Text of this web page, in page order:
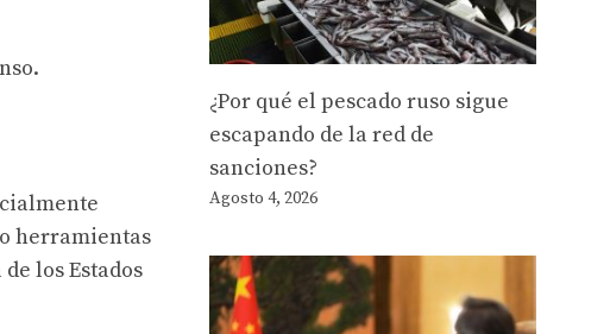
herramientas
los Estados
¿Por qué el pescado ruso sigue
escapando de la red de
sanciones?
Agosto 4, 2026